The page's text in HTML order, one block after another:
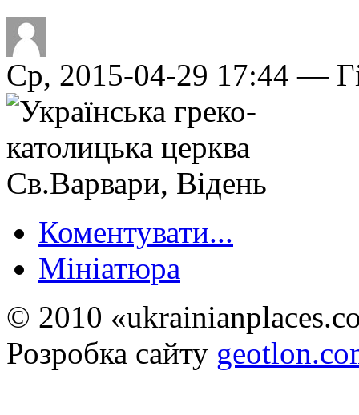
Ср, 2015-04-29 17:44 —
Коментувати...
Мініатюра
© 2010
Розробка сайту